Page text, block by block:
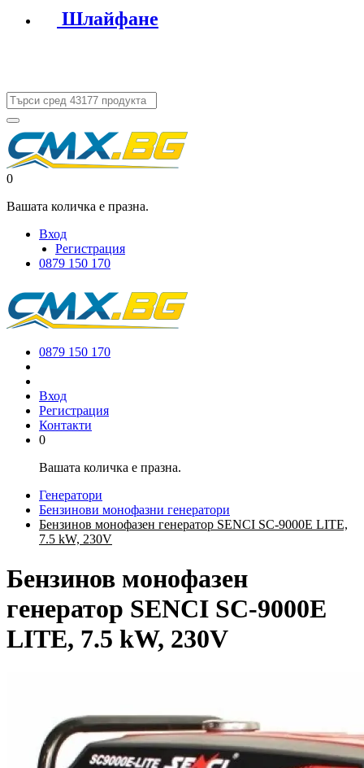
Шлайфане
0
Вашата количка е празна.
Вход
Регистрация
0879 150 170
0879 150 170
Вход
Регистрация
Контакти
0
Вашата количка е празна.
Генератори
Бензинови монофазни генератори
Бензинов монофазен генератор SENCI SC-9000E LITE,
7.5 kW, 230V
Бензинов монофазен
генератор SENCI SC-9000E
LITE, 7.5 kW, 230V